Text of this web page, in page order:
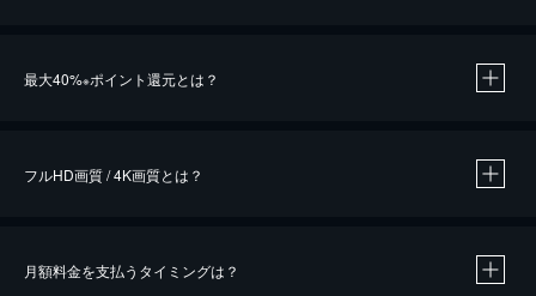
最大40%※ポイント還元とは？
※40％ポイント還元の対象は、クレジットカード決済による作品の購入 / レンタルです。
フルHD画質 / 4K画質とは？
月額料金を支払うタイミングは？